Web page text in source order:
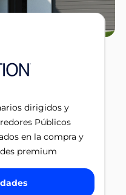
dirigidos y
Públicos
en la compra y
premium